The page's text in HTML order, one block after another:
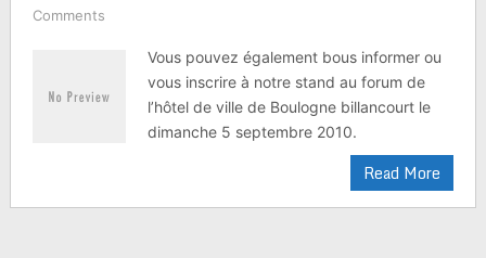
Comments
Vous pouvez également bous informer ou
vous inscrire à notre stand au forum de
l’hôtel de ville de Boulogne billancourt le
dimanche 5 septembre 2010.
Read More